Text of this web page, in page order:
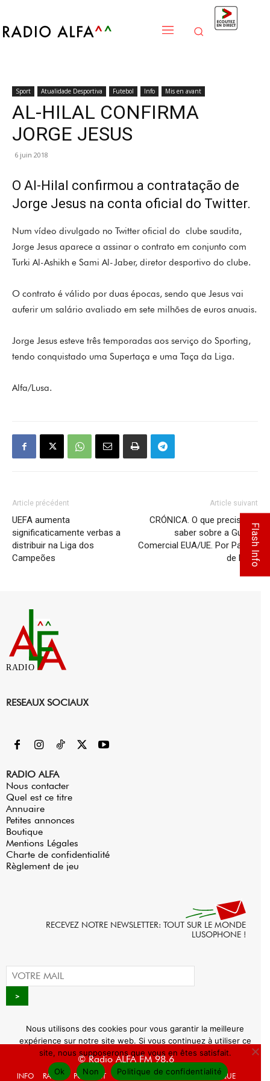
Sport Atualidade Desportiva Futebol Info Mis en avant
AL-HILAL CONFIRMA
JORGE JESUS
6 juin 2018
O Al-Hilal confirmou a contratação de
Jorge Jesus na conta oficial do Twitter.
Num vídeo divulgado no Twitter oficial do clube saudita,
Jorge Jesus aparece a assinar o contrato em conjunto com
Turki Al-Ashikh e Sami Al-Jaber, diretor desportivo do clube.
O contrato é válido por duas épocas, sendo que Jesus vai
auferir um salário avaliado em sete milhões de euros anuais.
Jorge Jesus esteve três temporadas aos serviço do Sporting,
tendo conquistado uma Supertaça e uma Taça da Liga.
Alfa/Lusa.
Article précédent
UEFA aumenta
significaticamente verbas a
distribuir na Liga dos
Campeões
Article suivant
CRÓNICA. O que precisa de
saber sobre a Guerra
Comercial EUA/UE. Por Pascal
de Lima
RADIO
RESEAUX SOCIAUX
RADIO ALFA
Nous contacter
Quel est ce titre
Annuaire
Petites annonces
Boutique
Mentions Légales
Charte de confidentialité
Règlement de jeu
RECEVEZ NOTRE NEWSLETTER: TOUT SUR LE MONDE
LUSOPHONE !
© Radio ALFA FM 98.6
INFO RADIO PODCAST AGENDA WEBRADIO BOUTIQUE
Flash Info
Nous utilisons des cookies pour vous garantir la meilleure
expérience sur notre site web. Si vous continuez à utiliser ce
site, nous supposerons que vous en êtes satisfait.
Ok
Non Politique de confidentialité